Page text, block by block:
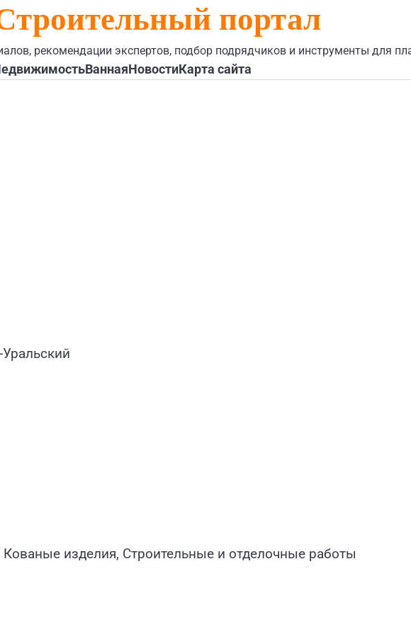
портал
рекомендации экспертов, подбор подрядчиков и инструменты для
ВаннаяНовостиКарта сайта
изделия, Строительные и отделочные работы